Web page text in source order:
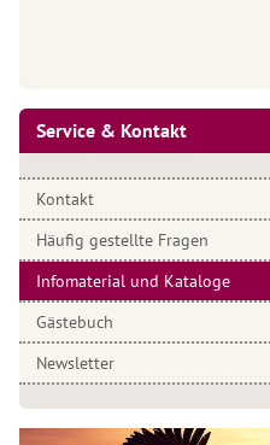
Service & Kontakt
Kontakt
Häufig gestellte Fragen
Infomaterial und Kataloge
Gästebuch
Newsletter